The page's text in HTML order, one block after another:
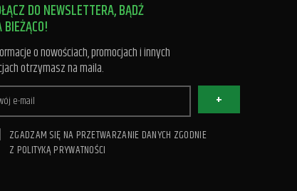
DO NEWSLETTERA, BĄDŹ
BIEŻĄCO!
o nowościach, promocjach i innych
otrzymasz na maila.
+
ZGADZAM SIĘ NA PRZETWARZANIE DANYCH ZGODNIE
Z POLITYKĄ PRYWATNOŚCI